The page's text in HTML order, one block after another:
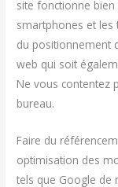
site fonctionne
smartphones et les
du positionnement
web qui soit
Ne vous contentez
bureau.
Faire du
optimisation des
tels que Google de